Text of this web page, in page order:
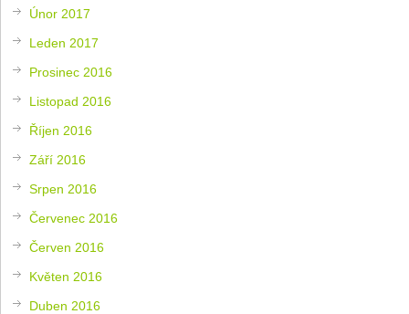
Únor 2017
Leden 2017
Prosinec 2016
Listopad 2016
Říjen 2016
Září 2016
Srpen 2016
Červenec 2016
Červen 2016
Květen 2016
Duben 2016